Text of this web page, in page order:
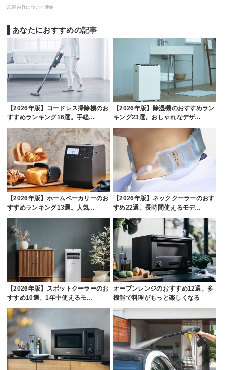
記事内容について連絡
あなたにおすすめの記事
【2026年版】コードレス掃除機のお
すすめランキング16選。手軽…
【2026年版】除湿機のおすすめラン
キング23選。おしゃれなデザ…
【2026年版】ホームベーカリーのお
すすめランキング13選。人気…
【2026年版】ネッククーラーのおす
すめ22選。長時間使えるモデ…
【2026年版】スポットクーラーのお
すすめ10選。1年中使えるモ…
オーブンレンジのおすすめ12選。多
機能で料理がもっと楽しくなる